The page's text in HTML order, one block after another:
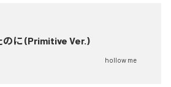
に (Primitive Ver.)
hollow me